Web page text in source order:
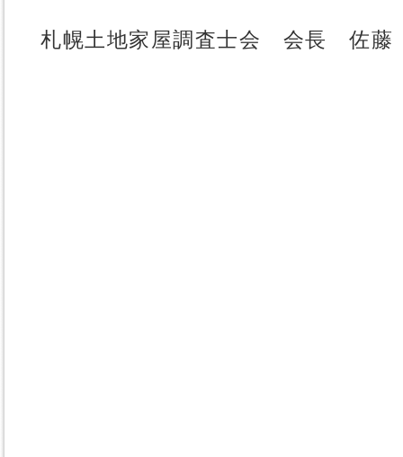
札幌土地家屋調査士会 会長 佐